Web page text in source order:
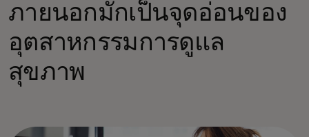
ภายนอกมักเป็นจุดอ่อนของ
อุตสาหกรรมการดูแล
สุขภาพ